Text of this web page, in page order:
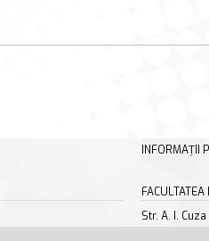
INFORMAȚII
FACULTATEA
Str. A. I.